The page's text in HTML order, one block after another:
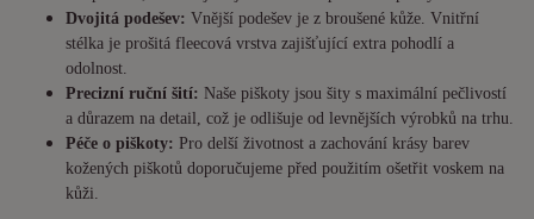
Dvojitá podešev: Vnější podešev je z broušené kůže. Vnitřní
stélka je prošitá fleecová vrstva zajišťující extra pohodlí a
odolnost.
Precizní ruční šití: Naše piškoty jsou šity s maximální pečlivostí
a důrazem na detail, což je odlišuje od levnějších výrobků na trhu.
Péče o piškoty: Pro delší životnost a zachování krásy barev
kožených piškotů doporučujeme před použitím ošetřit voskem na
kůži.